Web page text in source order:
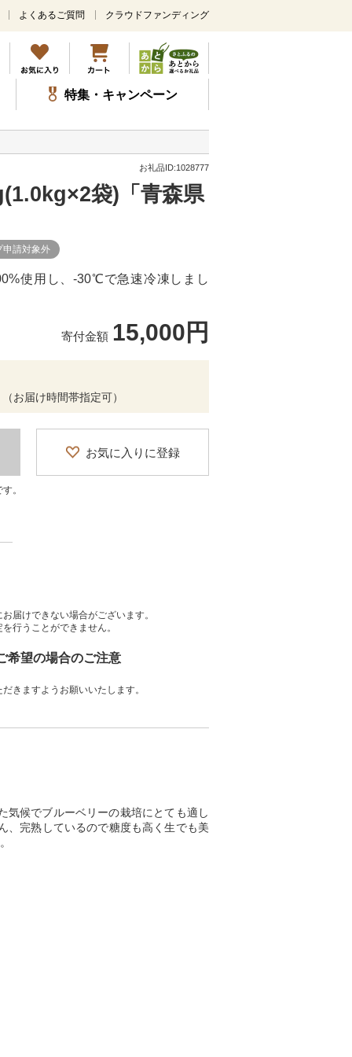
メ
ン
コ
ン
テ
ツ
ッ
よくあるご質問 クラウドファンディング
特集・キャンペーン
お礼品ID:1028777
袋)「青森県
申請対象外
使用し、-30℃で急速冷凍しまし
寄付金額 15,000円
お届け時間帯指定可）
お気に入りに登録
。
届けできない場合がございます。
行うことができません。
希望の場合のご注意
きますようお願いいたします。
候でブルーベリーの栽培にとても適し
、完熟しているので糖度も高く生でも美